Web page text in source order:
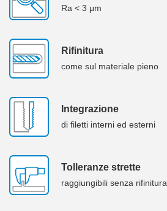
Ra < 3 μm
Rifinitura
come sul materiale pieno
Integrazione
di filetti interni ed esterni
Tolleranze strette
raggiungibili senza rifinitura